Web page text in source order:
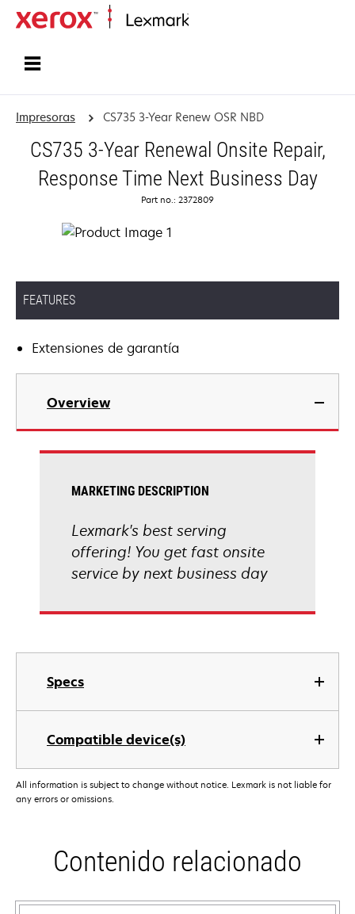
Impresoras CS735 3-Year Renew OSR NBD
CS735 3-Year Renewal Onsite Repair,
Response Time Next Business Day
Part no.: 2372809
FEATURES
Extensiones de garantía
Overview
Specs
Compatible device(s)
MARKETING DESCRIPTION
Lexmark's best serving
offering! You get fast onsite
service by next business day
All information is subject to change without notice. Lexmark is not liable for
any errors or omissions.
Contenido relacionado